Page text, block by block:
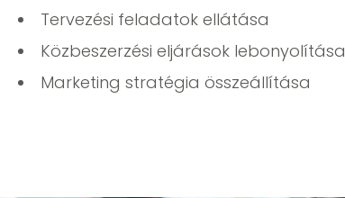
Tervezési feladatok ellátása
Közbeszerzési eljárások lebonyolítása
Marketing stratégia összeállítása